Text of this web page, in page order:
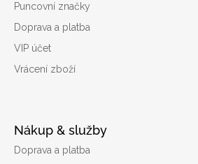
Puncovní značky
Doprava a platba
VIP účet
Vrácení zboží
Nákup & služby
Doprava a platba